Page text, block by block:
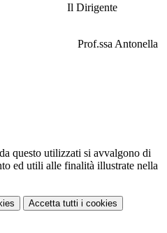
Il Dirigente
Antonella
questo utilizzati si avvalgono di
ed utili alle finalità illustrate nella
Accetta tutti i cookies